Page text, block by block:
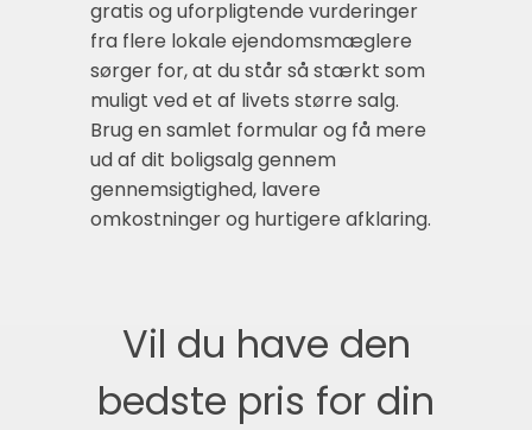
gratis og uforpligtende vurderinger
fra flere lokale ejendomsmæglere
sørger for, at du står så stærkt som
muligt ved et af livets større salg.
Brug en samlet formular og få mere
ud af dit boligsalg gennem
gennemsigtighed, lavere
omkostninger og hurtigere afklaring.
Vil du have den
bedste pris for din